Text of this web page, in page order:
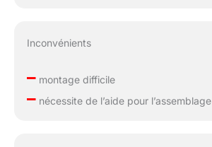
Inconvénients
–montage difficile
–nécessite de l’aide pour l’assemblage